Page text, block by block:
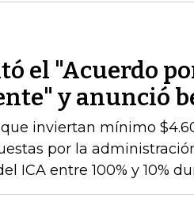
el "Acuerdo
y anunció
inviertan mínimo
por la
ICA entre 100% y 10%